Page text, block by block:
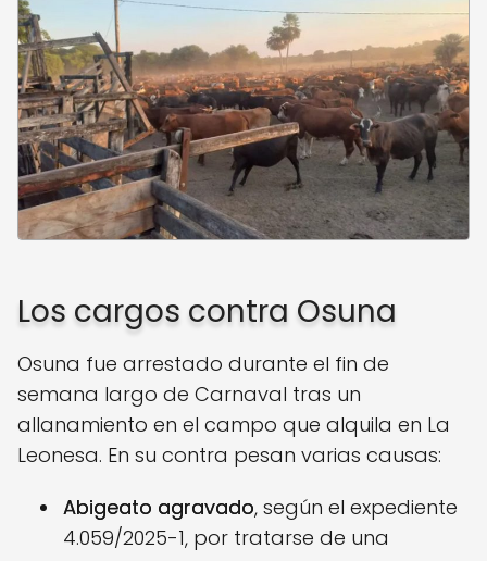
Los cargos contra Osuna
Osuna fue arrestado durante el fin de
semana largo de Carnaval tras un
allanamiento en el campo que alquila en La
Leonesa. En su contra pesan varias causas:
Abigeato agravado, según el expediente
4.059/2025-1, por tratarse de una